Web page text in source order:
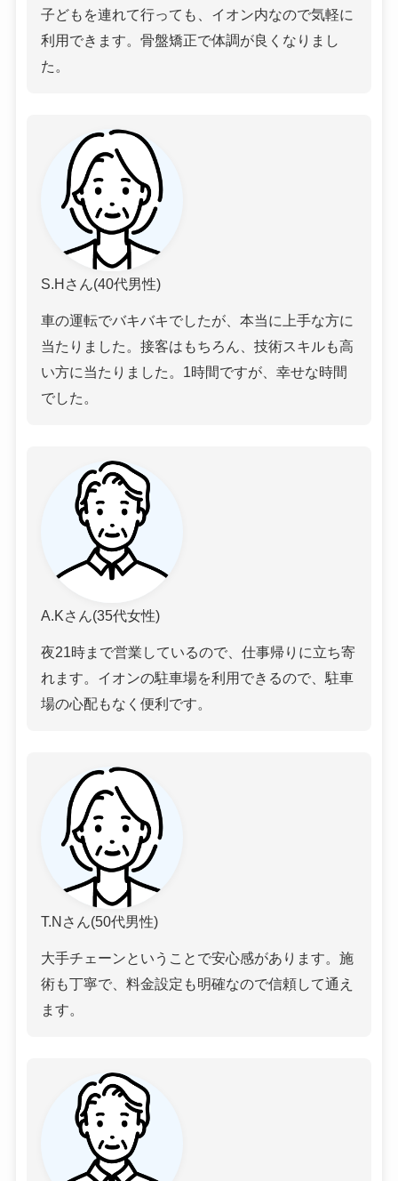
子どもを連れて行っても、イオン内なので気軽に
利用できます。骨盤矯正で体調が良くなりまし
た。
S.Hさん(40代男性)
車の運転でバキバキでしたが、本当に上手な方に
当たりました。接客はもちろん、技術スキルも高
い方に当たりました。1時間ですが、幸せな時間
でした。
A.Kさん(35代女性)
夜21時まで営業しているので、仕事帰りに立ち寄
れます。イオンの駐車場を利用できるので、駐車
場の心配もなく便利です。
T.Nさん(50代男性)
大手チェーンということで安心感があります。施
術も丁寧で、料金設定も明確なので信頼して通え
ます。